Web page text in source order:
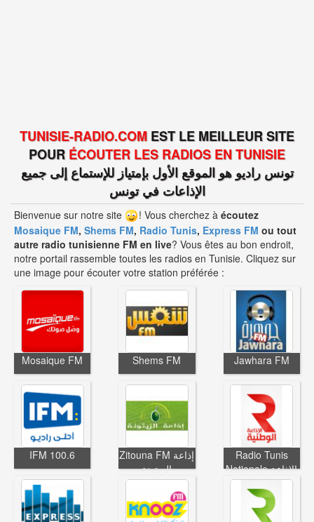
TUNISIE-RADIO.COM EST LE MEILLEUR SITE
POUR ÉCOUTER LESRADIOS EN TUNISIE
تونس راديو هو الموقع الأول بإمتياز للإستماع إلى جميع
الإذاعات في تونس
Bienvenue sur notre site ! Vous cherchez à écoutez
Mosaique FM, Shems FM, Radio Tunis, Express FM ou tout
autre radio tunisienne FM en live? Vous êtes au bon endroit,
notre portail rassemble toutes les radios en Tunisie. Cliquez sur
une image pour écouter votre station préférée :
Mosaique FM Shems FM Jawhara FM
IFM 100.6
Zitouna FM إذاعة
الزيتونة
Radio Tunis
Nationale الإذاعة
الوطنية التونسية